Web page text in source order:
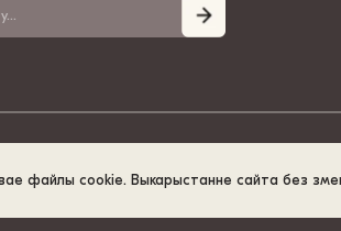
файлы cookie. Выкарыстанне сайта без